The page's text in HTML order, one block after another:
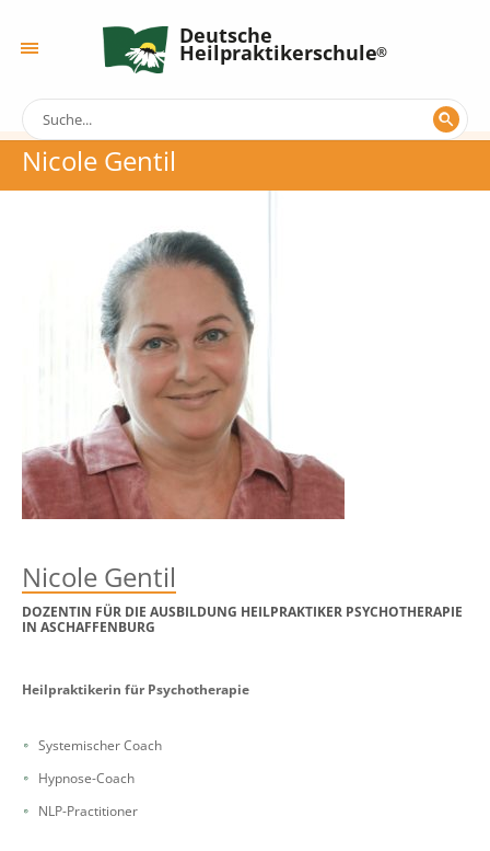
Deutsche
Heilpraktikerschule
Nicole Gentil
Nicole Gentil
DOZENTIN FÜR DIE AUSBILDUNG HEILPRAKTIKER PSYCHOTHERAPIE
IN ASCHAFFENBURG
Heilpraktikerin für Psychotherapie
Systemischer Coach
Hypnose-Coach
NLP-Practitioner